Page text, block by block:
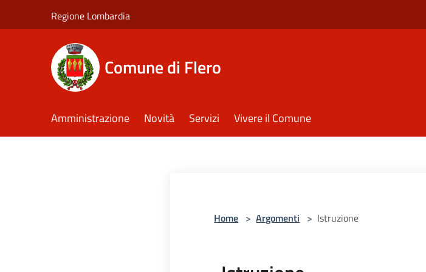
Regione Lombardia
Comune di Flero
Amministrazione Novità Servizi Vivere il Comune
Home > Argomenti > Istruzione